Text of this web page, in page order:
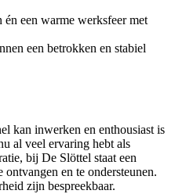
een warme werksfeer met
een betrokken en stabiel
kan inwerken en enthousiast is
al veel ervaring hebt als
bij De Slöttel staat een
en te ondersteunen.
zijn bespreekbaar.